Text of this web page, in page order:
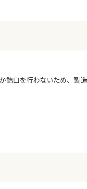
詰口を行わないため、製